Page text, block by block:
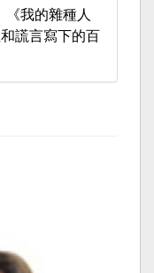
我的雜種人
謊言寫下的百